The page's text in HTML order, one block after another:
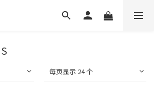
每页显示 24 个